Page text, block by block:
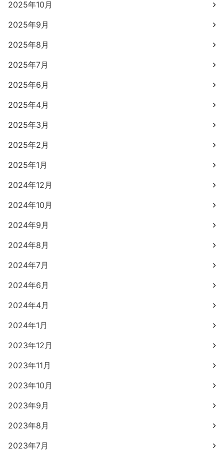
2025年10月
2025年9月
2025年8月
2025年7月
2025年6月
2025年4月
2025年3月
2025年2月
2025年1月
2024年12月
2024年10月
2024年9月
2024年8月
2024年7月
2024年6月
2024年4月
2024年1月
2023年12月
2023年11月
2023年10月
2023年9月
2023年8月
2023年7月